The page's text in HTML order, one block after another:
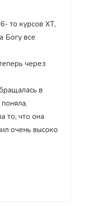
то курсов ХТ,
Богу все
через
в
то, что она
очень высоко